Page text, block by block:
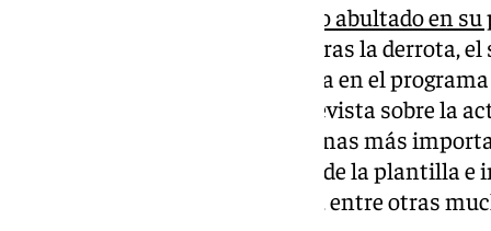
El Málaga cayó con un resultado abultado en
perdió la condición de invicto. Tras la derrota,
Manolo Sánchez, ha dado la cara en el
Malaguista’. Además de pasar revista sobre la
técnico (que es una de las personas más
sobre el balón parado, el estado de la plantilla
individualizada a sus jugadores, entre otras